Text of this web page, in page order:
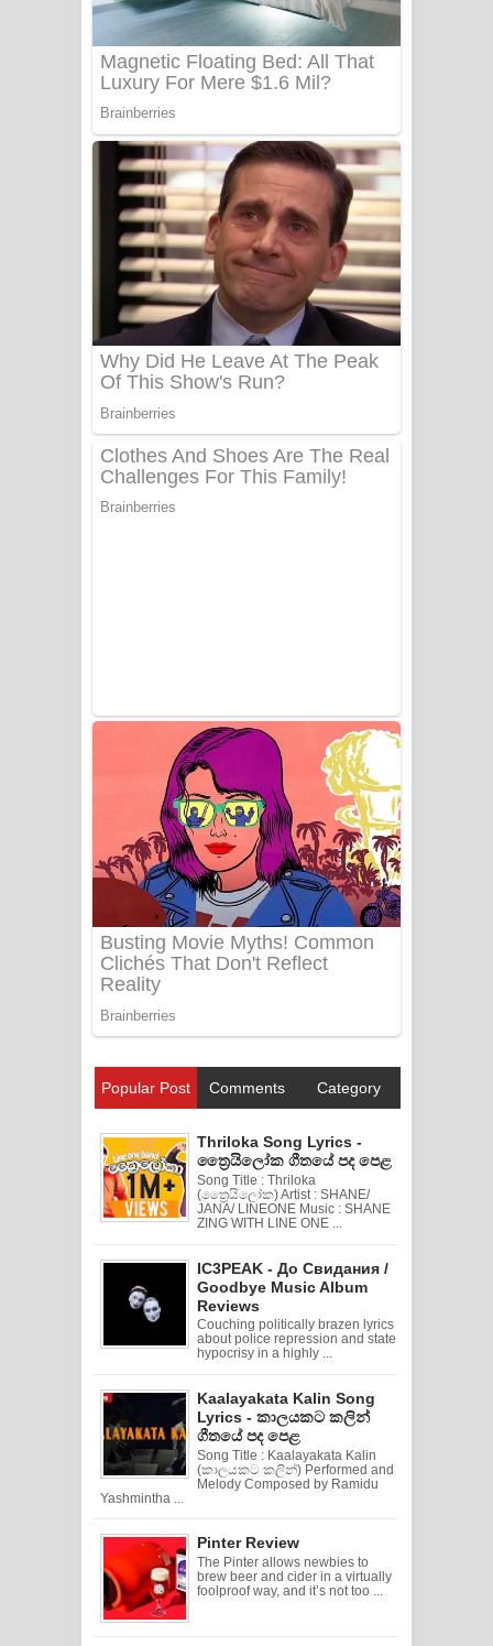
Popular Post Comments Category
Thriloka Song Lyrics -
ත්‍රෛයිලෝක ගීතයේ පද පෙළ
Song Title : Thriloka
(ත්‍රෛයිලෝක) Artist : SHANE/
JANA/ LINEONE Music : SHANE
ZING WITH LINE ONE ...
IC3PEAK - До Свидания /
Goodbye Music Album
Reviews
Couching politically brazen lyrics
about police repression and state
hypocrisy in a highly ...
Kaalayakata Kalin Song
Lyrics - කාලයකට කලින්
ගීතයේ පද පෙළ
Song Title : Kaalayakata Kalin
(කාලයකට කලින්) Performed and
Melody Composed by Ramidu
Yashmintha ...
Pinter Review
The Pinter allows newbies to
brew beer and cider in a virtually
foolproof way, and it’s not too ...